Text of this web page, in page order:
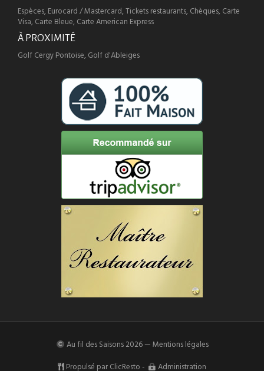
Espèces, Eurocard / Mastercard, Tickets restaurants, Chèques, Carte
Visa, Carte Bleue, Carte American Express
À PROXIMITÉ
Golf Cergy Pontoise, Golf d'Ableiges
Au fil des Saisons 2026 —Mentions légales
Propulsé par ClicResto - Administration